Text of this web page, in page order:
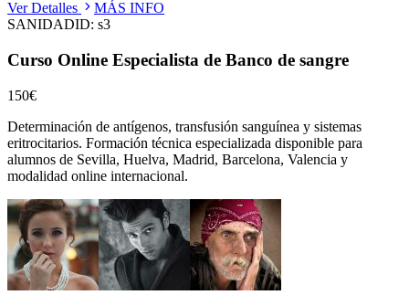
Ver Detalles
MÁS INFO
SANIDADID: s3
Curso Online Especialista de Banco de sangre
150€
Determinación de antígenos, transfusión sanguínea y sistemas
eritrocitarios. Formación técnica especializada disponible para
alumnos de Sevilla, Huelva, Madrid, Barcelona, Valencia y
modalidad online internacional.